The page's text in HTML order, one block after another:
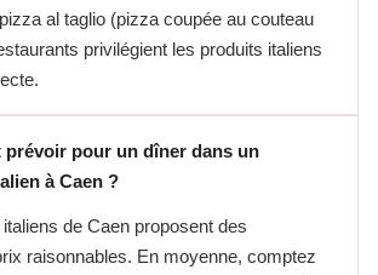
al taglio (pizza coupée au couteau
privilégient les produits italiens
prévoir pour un dîner dans un
à Caen ?
de Caen proposent des
raisonnables. En moyenne, comptez